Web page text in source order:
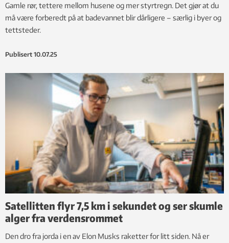
Gamle rør, tettere mellom husene og mer styrtregn. Det gjør at du
må være forberedt på at badevannet blir dårligere – særlig i byer og
tettsteder.
Publisert 10.07.25
Satellitten flyr 7,5 km i sekundet og ser skumle
alger fra verdensrommet
Den dro fra jorda i en av Elon Musks raketter for litt siden. Nå er